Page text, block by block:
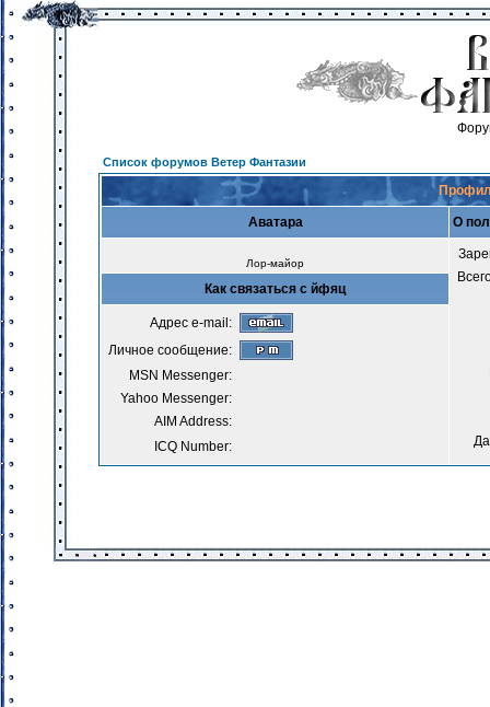
Список форумов Ветер Фантазии
Аватара О
Лор-майор
Как связаться с йфяц
Адрес e-mail:
Личное сообщение:
MSN Messenger:
Yahoo Messenger:
AIM Address:
ICQ Number: